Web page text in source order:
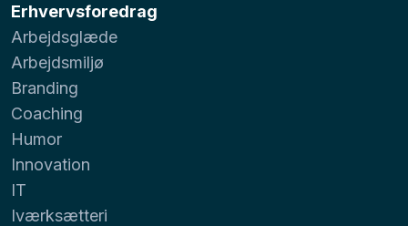
Erhvervsforedrag
Arbejdsglæde
Arbejdsmiljø
Branding
Coaching
Humor
Innovation
IT
Iværksætteri